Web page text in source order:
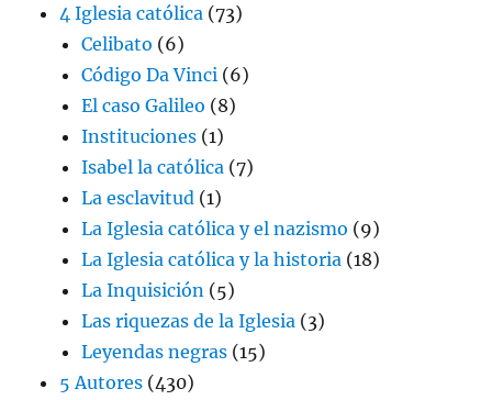
4 Iglesia católica (73)
Celibato (6)
Código Da Vinci (6)
El caso Galileo (8)
Instituciones (1)
Isabel la católica (7)
La esclavitud (1)
La Iglesia católica y el nazismo (9)
La Iglesia católica y la historia (18)
La Inquisición (5)
Las riquezas de la Iglesia (3)
Leyendas negras (15)
5 Autores (430)